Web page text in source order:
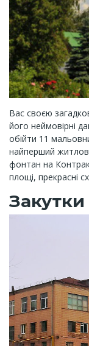
Вас своєю
його неймовірні
обійти 11
найперший
фонтан на
площі, прекрасні
Закутки